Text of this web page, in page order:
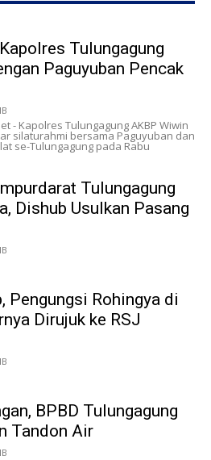
Tulungagung
Paguyuban Pencak
- Kapolres Tulungagung AKBP Wiwin
silaturahmi bersama Paguyuban dan
se-Tulungagung pada Rabu
Tulungagung
Dishub Usulkan Pasang
Pengungsi Rohingya di
Dirujuk ke RSJ
BPBD Tulungagung
Tandon Air